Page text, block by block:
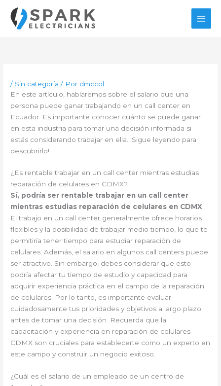
contenido
/ Sin categoría / Por dmccol
En este artículo, hablaremos sobre el salario que una
persona puede ganar trabajando en un call center en
Ecuador. Es importante conocer cuánto se puede ganar
en esta industria para tomar una decisión informada si
estás considerando trabajar en ella. ¡Sigue leyendo para
descubrirlo!
¿Es rentable trabajar en un call center mientras estudias
reparación de celulares en CDMX?
Sí, podría ser rentable trabajar en un call center
mientras estudias reparación de celulares en CDMX.
El trabajo en un call center generalmente ofrece horarios
flexibles y la posibilidad de trabajar medio tiempo, lo que te
permitiría tener tiempo para estudiar reparación de
celulares. Además, el salario en algunos call centers puede
ser atractivo. Sin embargo, debes considerar que esto
podría afectar tu tiempo de estudio y capacidad para
adquirir experiencia práctica en el campo de la reparación
de celulares. Por lo tanto, es importante evaluar
cuidadosamente tus prioridades y objetivos a largo plazo
antes de tomar una decisión. Recuerda que la
capacitación y experiencia en reparación de celulares
CDMX son cruciales para establecerte como un experto en
este campo y construir un negocio exitoso.
¿Cuál es el salario de un empleado de un centro de